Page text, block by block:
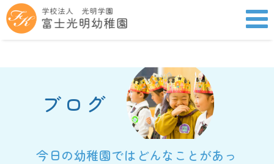
ブログ
今日の幼稚園ではどんなことがあっ